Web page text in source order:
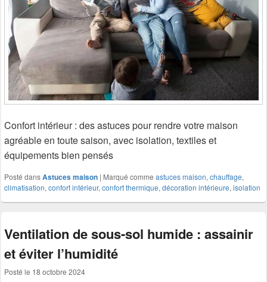
Confort intérieur : des astuces pour rendre votre maison
agréable en toute saison, avec isolation, textiles et
équipements bien pensés
Posté dansAstuces maison | Marqué comme astuces maison, chauffage,
climatisation, confort intérieur, confort thermique, décoration intérieure, isolation
Ventilation de sous-sol humide : assainir
et éviter l’humidité
Posté le 18 octobre 2024